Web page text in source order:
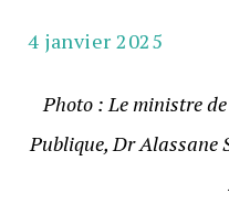
4 janvier 2025
Photo : Le ministre
Publique, Dr Alassane